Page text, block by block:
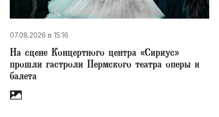
07.08.2026 в 15:16
На сцене Концертного центра «Сириус»
прошли гастроли Пермского театра оперы и
балета